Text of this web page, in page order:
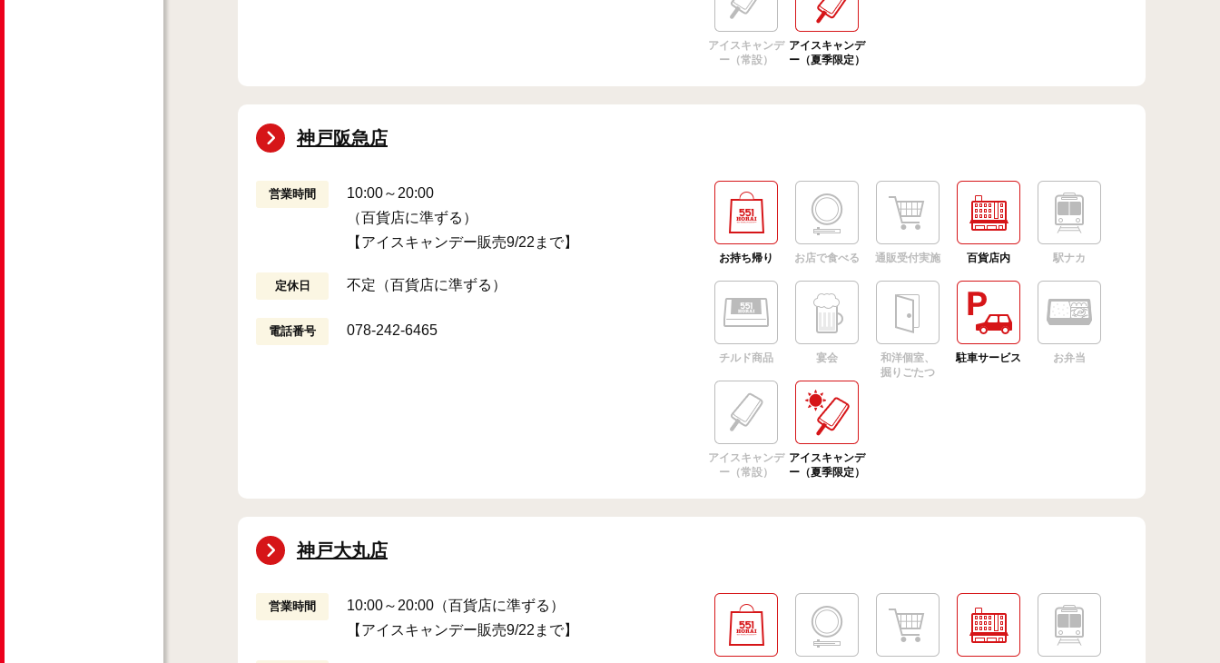
アイスキャンデ
ー（常設）
アイスキャンデ
ー（夏季限定）
神戸阪急店
営業時間
10:00～20:00
（百貨店に準ずる）
【アイスキャンデー販売9/22まで】
定休日 不定（百貨店に準ずる）
電話番号 078-242-6465
お持ち帰り お店で食べる 通販受付実施 百貨店内 駅ナカ
チルド商品 宴会
和洋個室、
掘りごたつ
駐車サービス お弁当
アイスキャンデ
ー（常設）
アイスキャンデ
ー（夏季限定）
神戸大丸店
営業時間
10:00～20:00（百貨店に準ずる）
【アイスキャンデー販売9/22まで】